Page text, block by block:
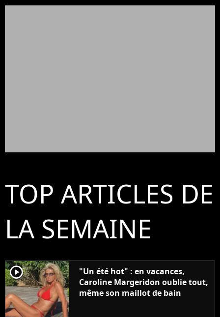
TOP ARTICLES DE
LA SEMAINE
player2
"Un été hot" : en vacances,
Caroline Margeridon oublie tout,
même son maillot de bain